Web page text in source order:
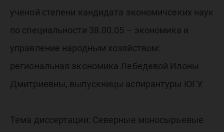
ученой степени кандидата экономичсеких наук
по специальности 38.00.05 – экономика и
управление народным хозяйством:
региональная экономика Лебедевой Илоны
Дмитриевны, выпускницы аспирантуры ЮГУ.
Тема диссертации: Северные моносырьевые